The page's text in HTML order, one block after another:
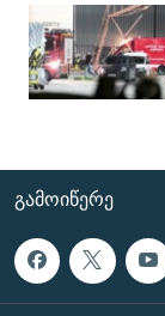
ᲒᲐᲛᲝᲘᲬᲔᲠᲔ